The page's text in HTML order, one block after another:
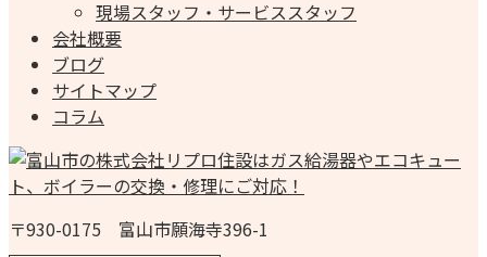
現場スタッフ・サービススタッフ
会社概要
ブログ
サイトマップ
コラム
〒930-0175 富山市願海寺396-1